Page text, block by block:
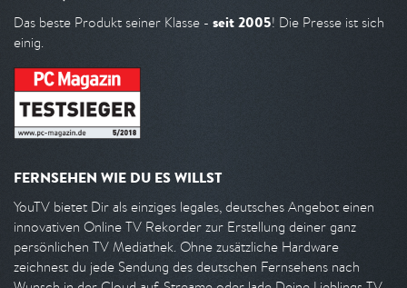
Das beste Produkt seiner Klasse - seit 2005! Die Presse ist sich
einig.
FERNSEHEN WIE DU ES WILLST
YouTV bietet Dir als einziges legales, deutsches Angebot einen
innovativen Online TV Rekorder zur Erstellung deiner ganz
persönlichen TV Mediathek. Ohne zusätzliche Hardware
zeichnest du jede Sendung des deutschen Fernsehens nach